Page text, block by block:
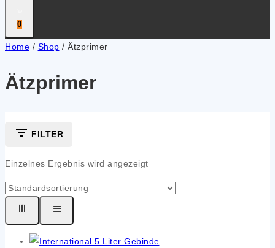
0
Home / Shop / Ätzprimer
Ätzprimer
FILTER
Einzelnes Ergebnis wird angezeigt